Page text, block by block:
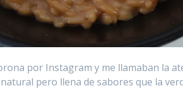
por Instagram y me llamaban la
pero llena de sabores que la